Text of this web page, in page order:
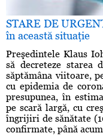
STARE DE
în această situaţie
Preşedintele Klaus
să decreteze starea
săptămâna viitoare,
cu epidemia de
presupunea, în
pe scară largă, cu
îngrijiri de sănătate
confirmate, până